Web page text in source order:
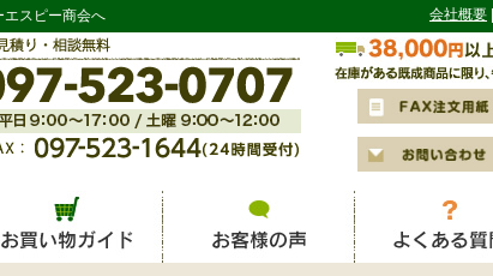
エスピー商会へ 会社概要